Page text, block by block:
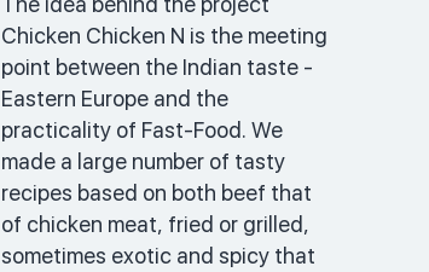
Chicken Chicken N is the meeting
point between the Indian taste -
Eastern Europe and the
practicality of Fast-Food. We
made a large number of tasty
recipes based on both beef that
of chicken meat, fried or grilled,
sometimes exotic and spicy that